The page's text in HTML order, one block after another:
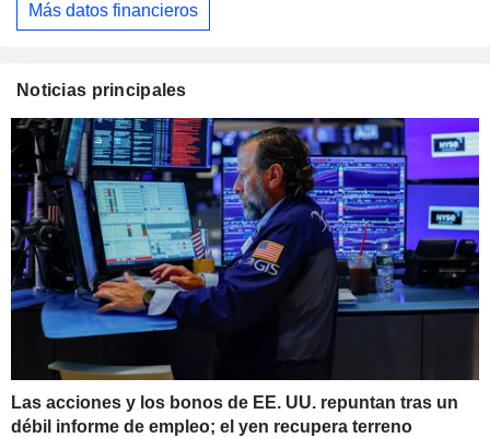
Más datos financieros
Noticias principales
Las acciones y los bonos de EE. UU. repuntan tras un
débil informe de empleo; el yen recupera terreno